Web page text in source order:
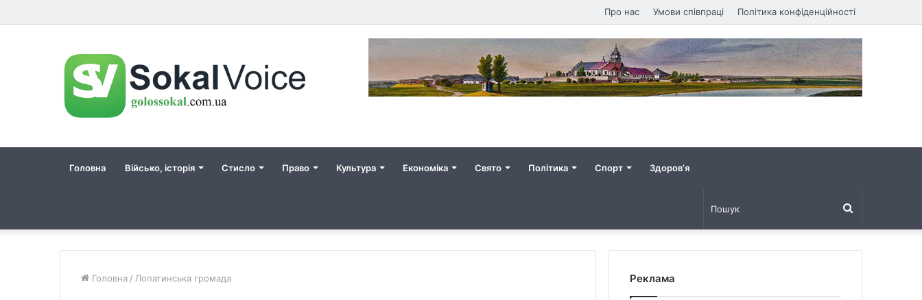
Про нас Умови співпраці Політика конфіденційності
Головна Військо, історія Стисло Право Культура Економіка Свято Політика Спорт Здоров’я
Головна / Лопатинська громада Реклама